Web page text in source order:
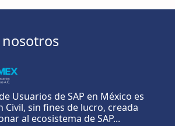
nosotros
Usuarios de SAP en México es
Civil, sin fines de lucro, creada
al ecosistema de SAP...